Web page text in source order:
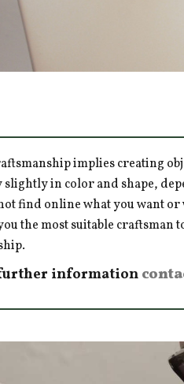
implies creating
slightly in color and shape,
find online what you want
the most suitable craftsman
information